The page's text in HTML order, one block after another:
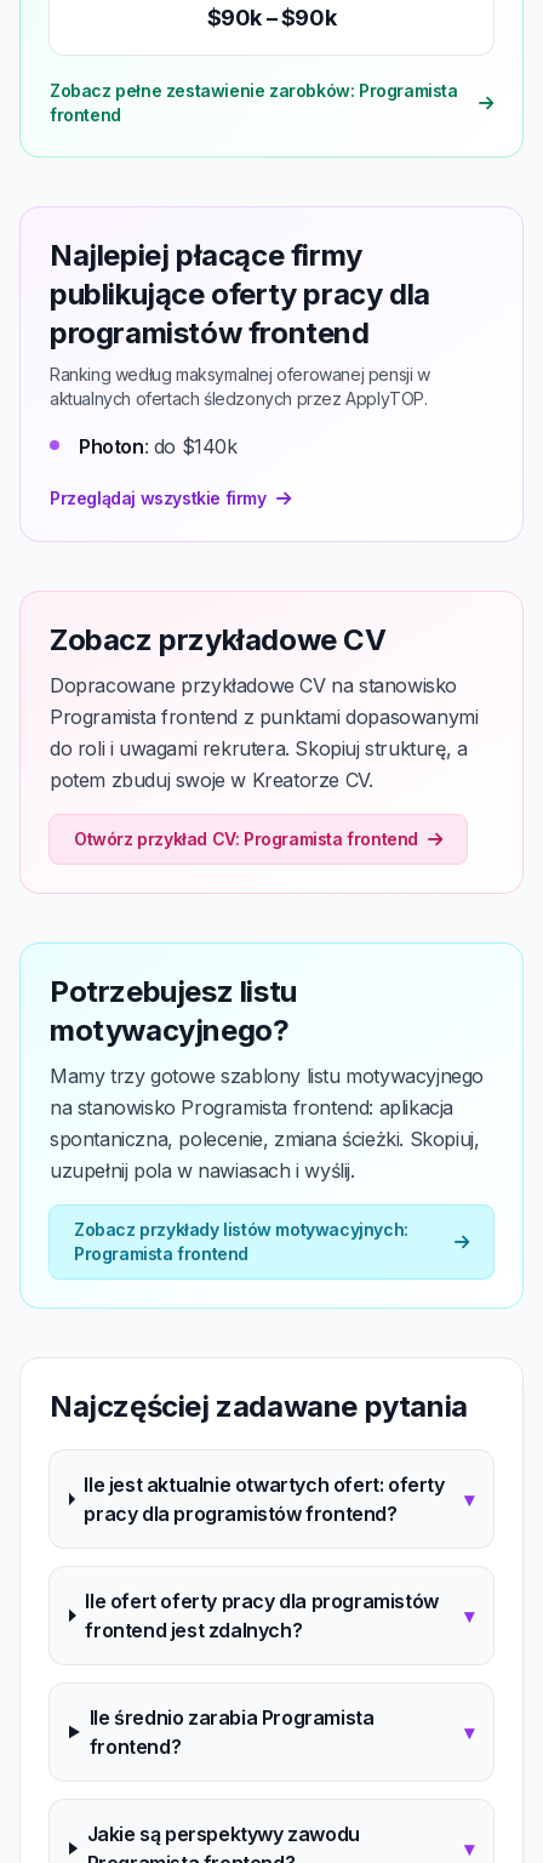
$90k – $90k
Zobacz pełne zestawienie zarobków: Programista
frontend
Najlepiej płacące firmy
publikujące oferty pracy dla
programistów frontend
Ranking według maksymalnej oferowanej pensji w
aktualnych ofertach śledzonych przez ApplyTOP.
Photon: do $140k
Przeglądaj wszystkie firmy
Zobacz przykładowe CV
Dopracowane przykładowe CV na stanowisko
Programista frontend z punktami dopasowanymi
do roli i uwagami rekrutera. Skopiuj strukturę, a
potem zbuduj swoje w Kreatorze CV.
Otwórz przykład CV: Programista frontend
Potrzebujesz listu
motywacyjnego?
Mamy trzy gotowe szablony listu motywacyjnego
na stanowisko Programista frontend: aplikacja
spontaniczna, polecenie, zmiana ścieżki. Skopiuj,
uzupełnij pola w nawiasach i wyślij.
Zobacz przykłady listów motywacyjnych:
Programista frontend
Najczęściej zadawane pytania
Ile jest aktualnie otwartych ofert: oferty
pracy dla programistów frontend?
▾
Ile ofert oferty pracy dla programistów
frontend jest zdalnych?
▾
Ile średnio zarabia Programista
frontend?
▾
Jakie są perspektywy zawodu
▾